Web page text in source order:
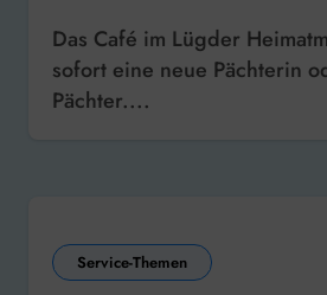
Das Café im Lügder Heimatmuseum sucht ab
sofort eine neue Pächterin
Pächter....
Service-Themen